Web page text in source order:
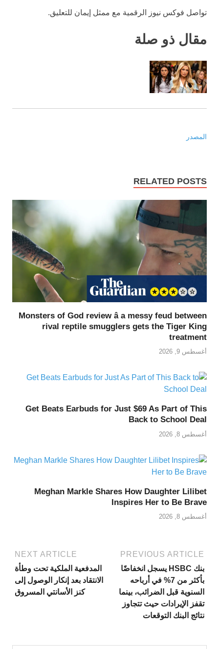
تواصل فوكس نيوز الرقمية مع ممثل إيمان للتعليق.
مقال ذو صلة
المصدر
RELATED POSTS
Monsters of God review â a messy feud between
rival reptile smugglers gets the Tiger King
treatment
أغسطس 9, 2026
Get Beats Earbuds for Just $69 As Part of This
Back to School Deal
أغسطس 8, 2026
Meghan Markle Shares How Daughter Lilibet
Inspires Her to Be Brave
أغسطس 8, 2026
PREVIOUS ARTICLE
بنك HSBC يسجل انخفاضًا
بأكثر من 7% في أرباحه
السنوية قبل الضرائب، بينما
تقفز الإيرادات حيث تتجاوز
نتائج البنك التوقعات
NEXT ARTICLE
المدفعية الملكية تحت وطأة
الانتقاد بعد إنكار الوصول إلى
كنز الأسانتي المسروق